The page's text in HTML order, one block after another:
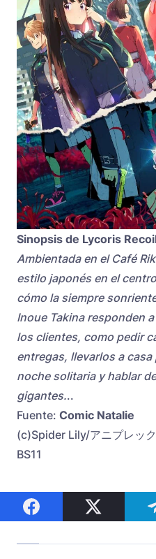
Sinopsis de Lycoris
Ambientada en el Café
estilo japonés en el
cómo la siempre
Inoue Takina responden
los clientes, como pedir
entregas, llevarlos a
noche solitaria y hablar
gigantes...
Fuente: Comic Natalie
(c)Spider Lily/アニプレッ
BS11